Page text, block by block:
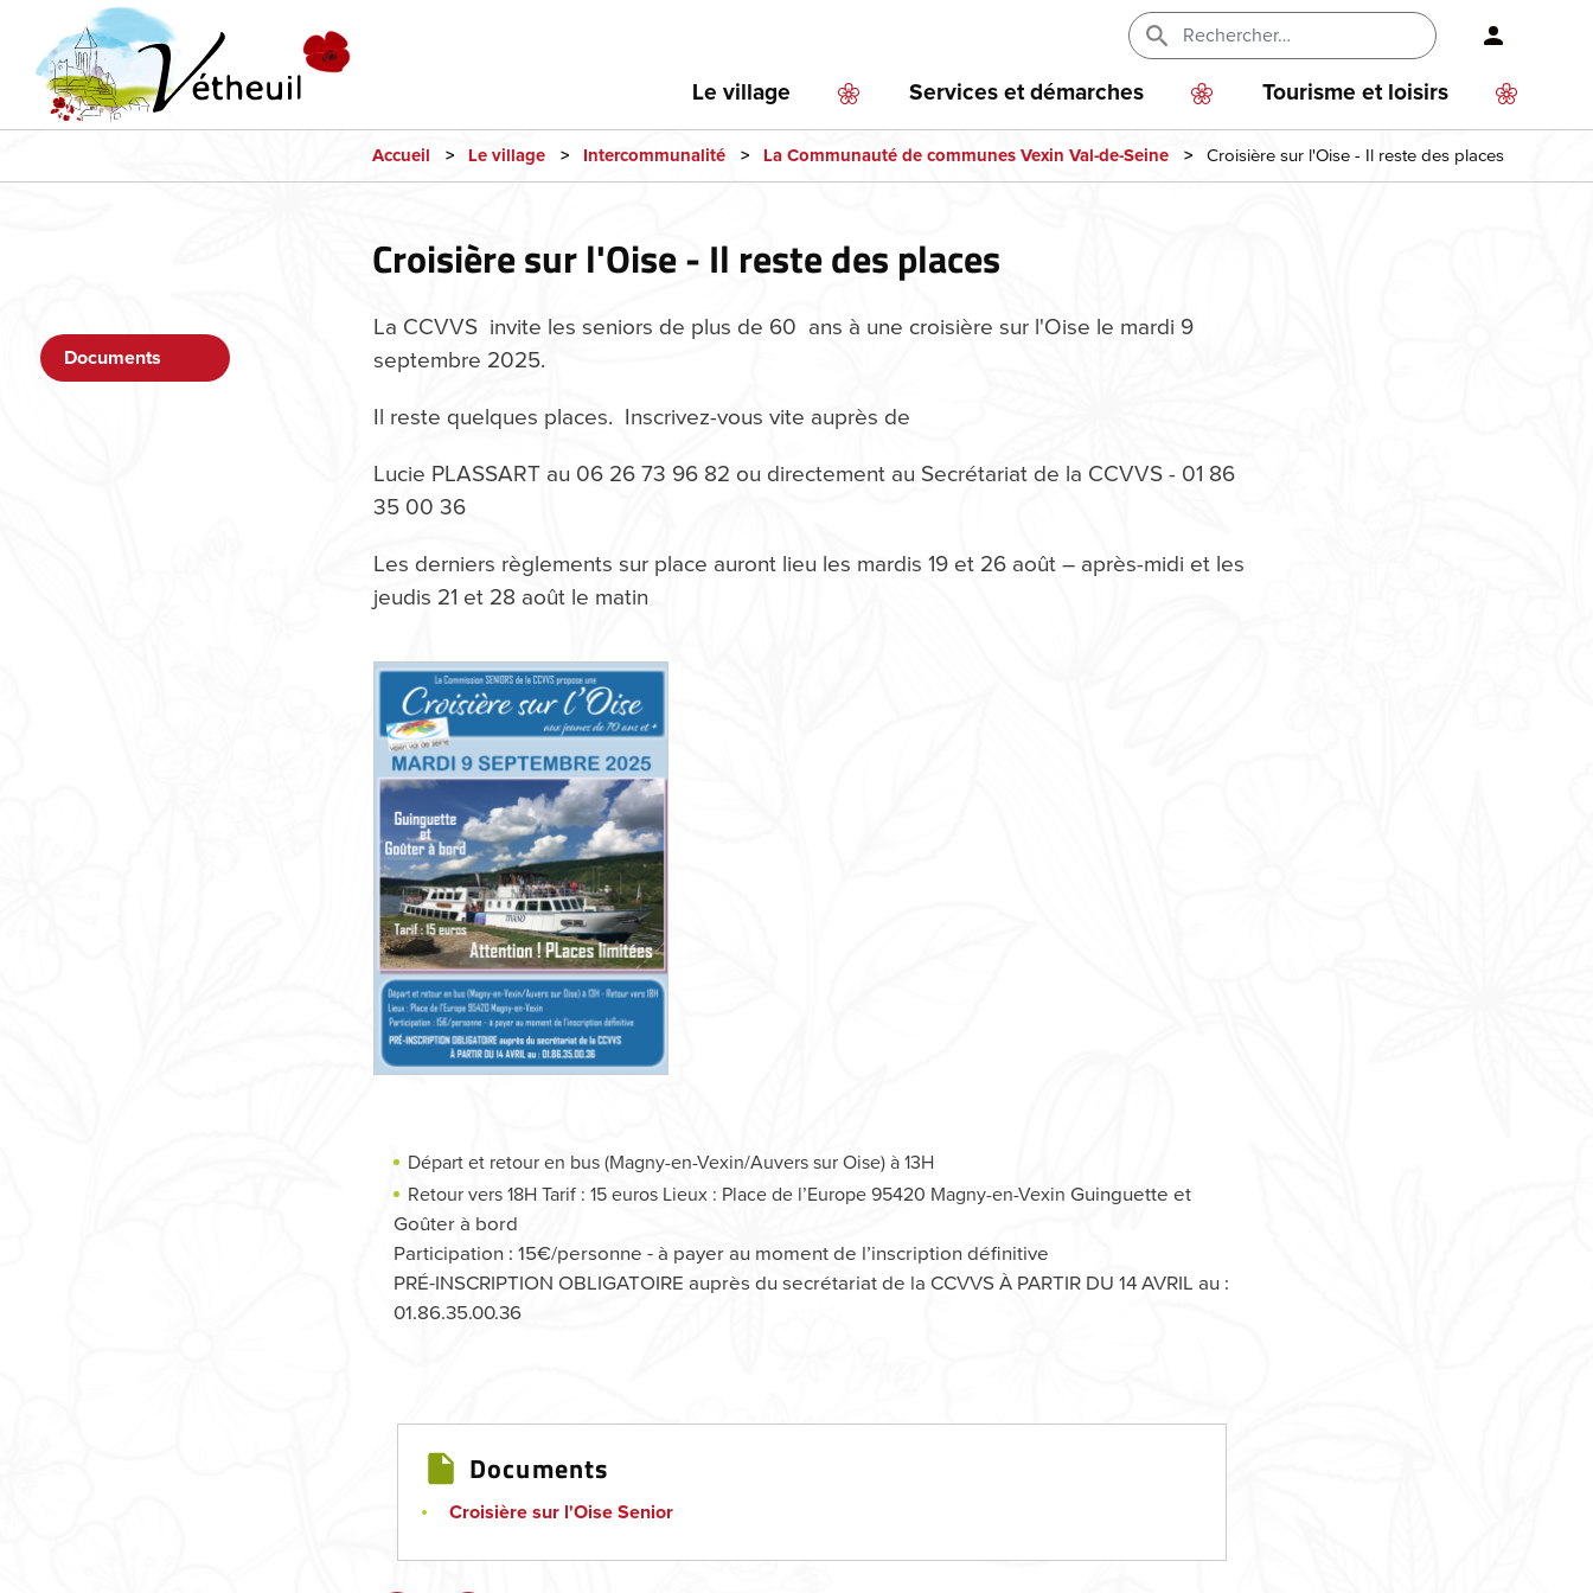
principal
En-
tête
-
Le village Services et démarches Tourisme et loisirs
Accueil Le village Intercommunalité La Communauté de communes Vexin Val-de-Seine Croisière sur l'Oise - Il reste des places
Croisière sur l'Oise - Il reste des places
Documents
La CCVVS invite les seniors de plus de 60 ans à une croisière sur l'Oise le mardi 9
septembre 2025.
Il reste quelques places. Inscrivez-vous vite auprès de
Lucie PLASSART au 06 26 73 96 82 ou directement au Secrétariat de la CCVVS - 01 86
35 00 36
Les derniers règlements sur place auront lieu les mardis 19 et 26 août – après-midi et les
jeudis 21 et 28 août le matin
Départ et retour en bus (Magny-en-Vexin/Auvers sur Oise) à 13H
Retour vers 18H Tarif : 15 euros Lieux : Place de l’Europe 95420 Magny-en-Vexin Guinguette et
Goûter à bord
Participation : 15€/personne - à payer au moment de l’inscription définitive
PRÉ-INSCRIPTION OBLIGATOIRE auprès du secrétariat de la CCVVS À PARTIR DU 14 AVRIL au :
01.86.35.00.36
Documents
Croisière sur l'Oise Senior